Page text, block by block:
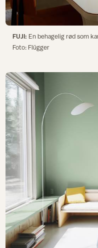
FUJI: En behagelig rød som
Foto: Flügger